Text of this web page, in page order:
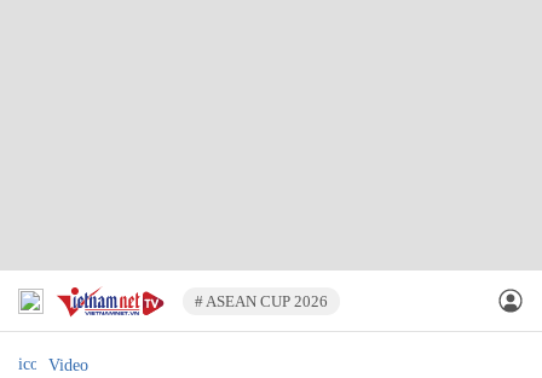
# ASEAN CUP 2026
Video